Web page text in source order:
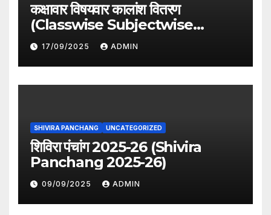
कक्षावार विषयवार कालांश वितरण
(Classwise Subjectwise
period distribution)
17/09/2025 ADMIN
SHIVIRA PANCHANG UNCATEGORIZED
शिविरा पंचांग 2025-26 (Shivira
Panchang 2025-26)
09/09/2025 ADMIN